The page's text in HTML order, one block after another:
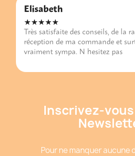
Elisabeth
★★★★★
Très satisfaite des conseils, de la
réception de ma commande et
vraiment sympa. N hesitez pas
Inscrivez-
Pour ne manquer aucune